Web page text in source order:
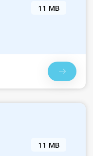
11 MB
11 MB